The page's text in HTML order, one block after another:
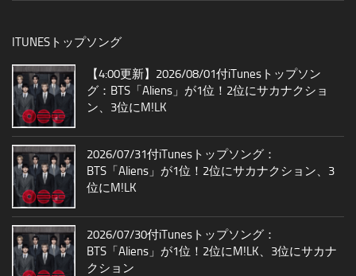
ITUNESトップソング
【4:00更新】2026/08/01付iTunesトップソン
グ：BTS「Aliens」が1位！2位にサカナクショ
ン、3位にM!LK
2026/07/31付iTunesトップソング：
BTS「Aliens」が1位！2位にサカナクション、3
位にM!LK
2026/07/30付iTunesトップソング：
BTS「Aliens」が1位！2位にM!LK、3位にサカナ
クション